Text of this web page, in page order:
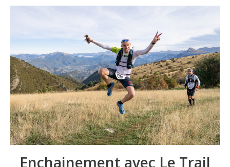
Enchainement avec Le Trail